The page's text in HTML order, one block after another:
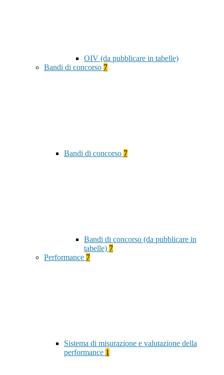
OIV (da pubblicare in tabelle)
Bandi di concorso 7
Bandi di concorso 7
Bandi di concorso (da pubblicare in
tabelle) 7
Performance 7
Sistema di misurazione e valutazione della
performance 1